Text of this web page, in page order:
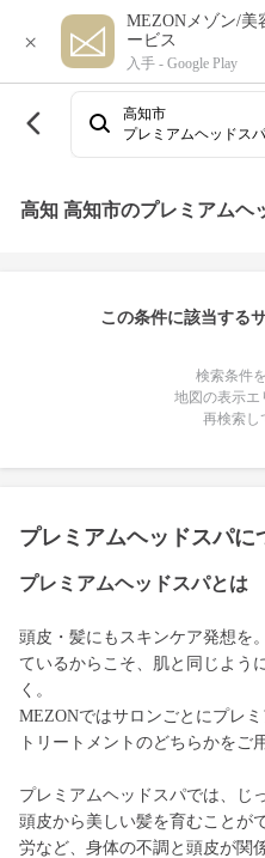
×
MEZONメゾン/美
ービス
入手 - Google Play
高知市
プレミアムヘッドスパ
高知 高知市のプレミアムヘ
この条件に該当する
検索条件
地図の表示エ
再検索し
プレミアムヘッドスパに
プレミアムヘッドスパとは
頭皮・髪にもスキンケア発想を
ているからこそ、肌と同じよう
く。
MEZONではサロンごとにプレ
トリートメントのどちらかをご
プレミアムヘッドスパでは、じ
頭皮から美しい髪を育むことが
労など、身体の不調と頭皮が関